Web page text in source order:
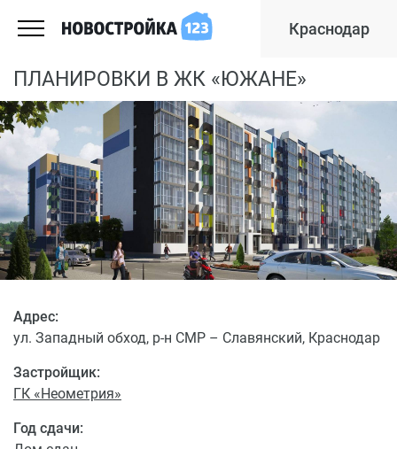
Краснодар
ПЛАНИРОВКИ В ЖК «ЮЖАНЕ»
Застройщик:
ГК «Неометрия»
Адрес:
ул. Западный обход, р-н СМР – Славянский, Краснодар
Год сдачи: